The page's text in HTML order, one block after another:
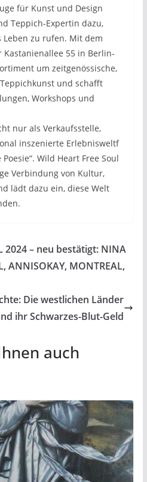
für Kunst und Design
Teppich-Expertin dazu,
Leben zu rufen. Mit dem
55 in Berlin-
um zeitgenössische,
und schafft
Workshops und
nur als Verkaufsstelle,
inszenierte Erlebnisweltf
Wild Heart Free Soul
Verbindung von Kultur,
lädt dazu ein, diese Welt
2024 – neu bestätigt: NINA
ANNISOKAY, MONTREAL,
Die westlichen Länder
ihr Schwarzes-Blut-Geld
auch